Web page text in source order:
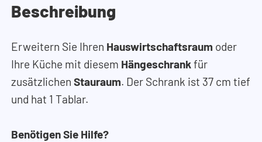
Beschreibung
Erweitern Sie Ihren Hauswirtschaftsraum oder
Ihre Küche mit diesem Hängeschrankfür
zusätzlichenStauraum. Der Schrank ist 37 cm tief
und hat 1 Tablar.
Benötigen Sie Hilfe?